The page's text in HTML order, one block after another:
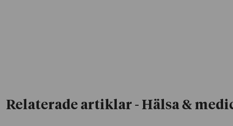
Relaterade artiklar - Hälsa &